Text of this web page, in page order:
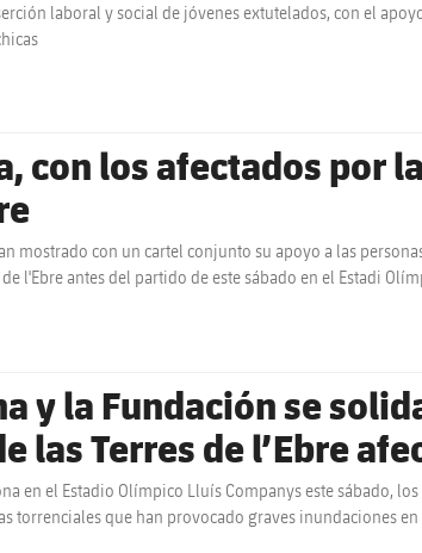
laboral y social de jóvenes extutelados, con el
con los afectados por
mostrado con un cartel conjunto su apoyo a las
l'Ebre antes del partido de este sábado en el Estadi
y la Fundación se
las Terres de l’Ebre
en el Estadio Olímpico Lluís Companys este sábado,
torrenciales que han provocado graves inundaciones en